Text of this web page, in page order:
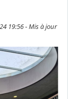
19:56 - Mis à jour